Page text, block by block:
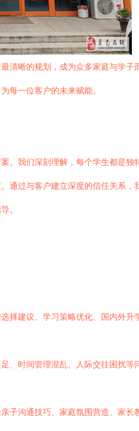
晰的规划，成为众多家庭与学子
每一位客户的未来赋能。
我们深刻理解，每个学生都是独
通过与客户建立深度的信任关系
。
建议、学习策略优化、国内外
、时间管理混乱、人际交往困扰
子沟通技巧、家庭氛围营造、家